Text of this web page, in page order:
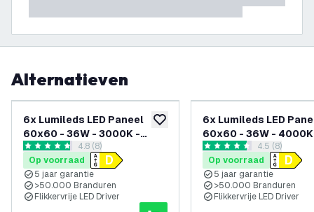
Alternatieven
toevoegen aan verlanglijst
6x Lumileds LED Paneel
60x60 - 36W - 3000K -
117Lm/W - UGR <22 - 5 Jaar
Garantie
reviews drawer openen
4.8 score sterren4.8 (8)
Op voorraad
5 jaar garantie
>50.000 Branduren
Flikkervrije LED Driver
6x Lumileds LED
60x60 - 36W -
125Lm/W - UGR <22 -
Garantie
reviews
4.5 score sterren4.5 (8)
Op voorraad
5 jaar garantie
>50.000 Branduren
Flikkervrije LED Driver